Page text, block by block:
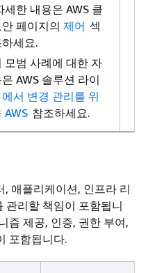
세한 내용은 AWS 클
페이지의 제어 섹
세요.
모범 사례에 대한 자
AWS 솔루션 라이
에서 변경 관리를 위
AWS 참조하세요.
애플리케이션, 인프라 리
관리할 책임이 포함됩니
즘 제공, 인증, 권한 부여,
포함됩니다.